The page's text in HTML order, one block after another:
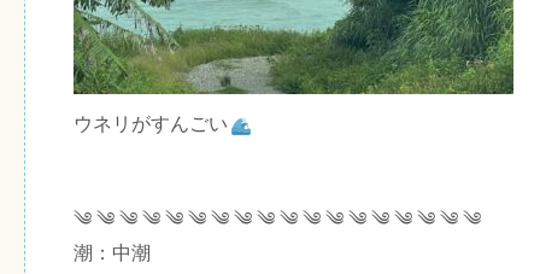
ウネリがすんごい
༄ ༄ ༄ ༄ ༄ ༄ ༄ ༄ ༄ ༄ ༄ ༄ ༄ ༄ ༄ ༄ ༄ ༄
潮：中潮